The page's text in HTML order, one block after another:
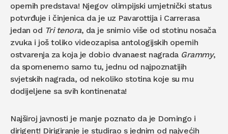
opernih predstava! Njegov olimpijski umjetnički status
potvrđuje i činjenica da je uz Pavarottija i Carrerasa
jedan od Tri tenora, da je snimio više od stotinu nosača
zvuka i još toliko videozapisa antologijskih opernih
ostvarenja za koja je dobio dvanaest nagrada Grammy,
da spomenemo samo tu, jednu od najpoznatijih
svjetskih nagrada, od nekoliko stotina koje su mu
dodijeljene sa svih kontinenata!
Najširoj javnosti je manje poznato da je Domingo i
dirigent! Dirigiranje je studirao s jednim od najvećih